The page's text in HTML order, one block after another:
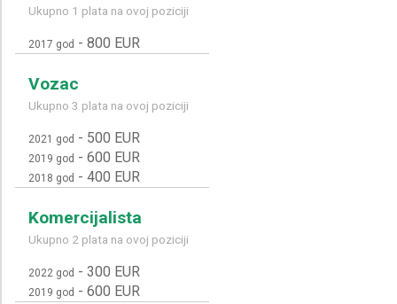
Ukupno 1 plata na ovoj poziciji
2017 god - 800 EUR
Vozac
Ukupno 3 plata na ovoj poziciji
2021 god - 500 EUR
2019 god - 600 EUR
2018 god - 400 EUR
Komercijalista
Ukupno 2 plata na ovoj poziciji
2022 god - 300 EUR
2019 god - 600 EUR